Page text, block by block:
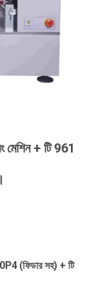
মেশিন + টি 961
(ফিডার সহ) + টি